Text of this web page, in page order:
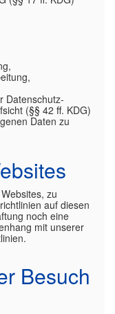
Datenschutz-
(§§ 42 ff. KDG)
Daten zu
zu
auf diesen
noch eine
mit unserer
Besuch